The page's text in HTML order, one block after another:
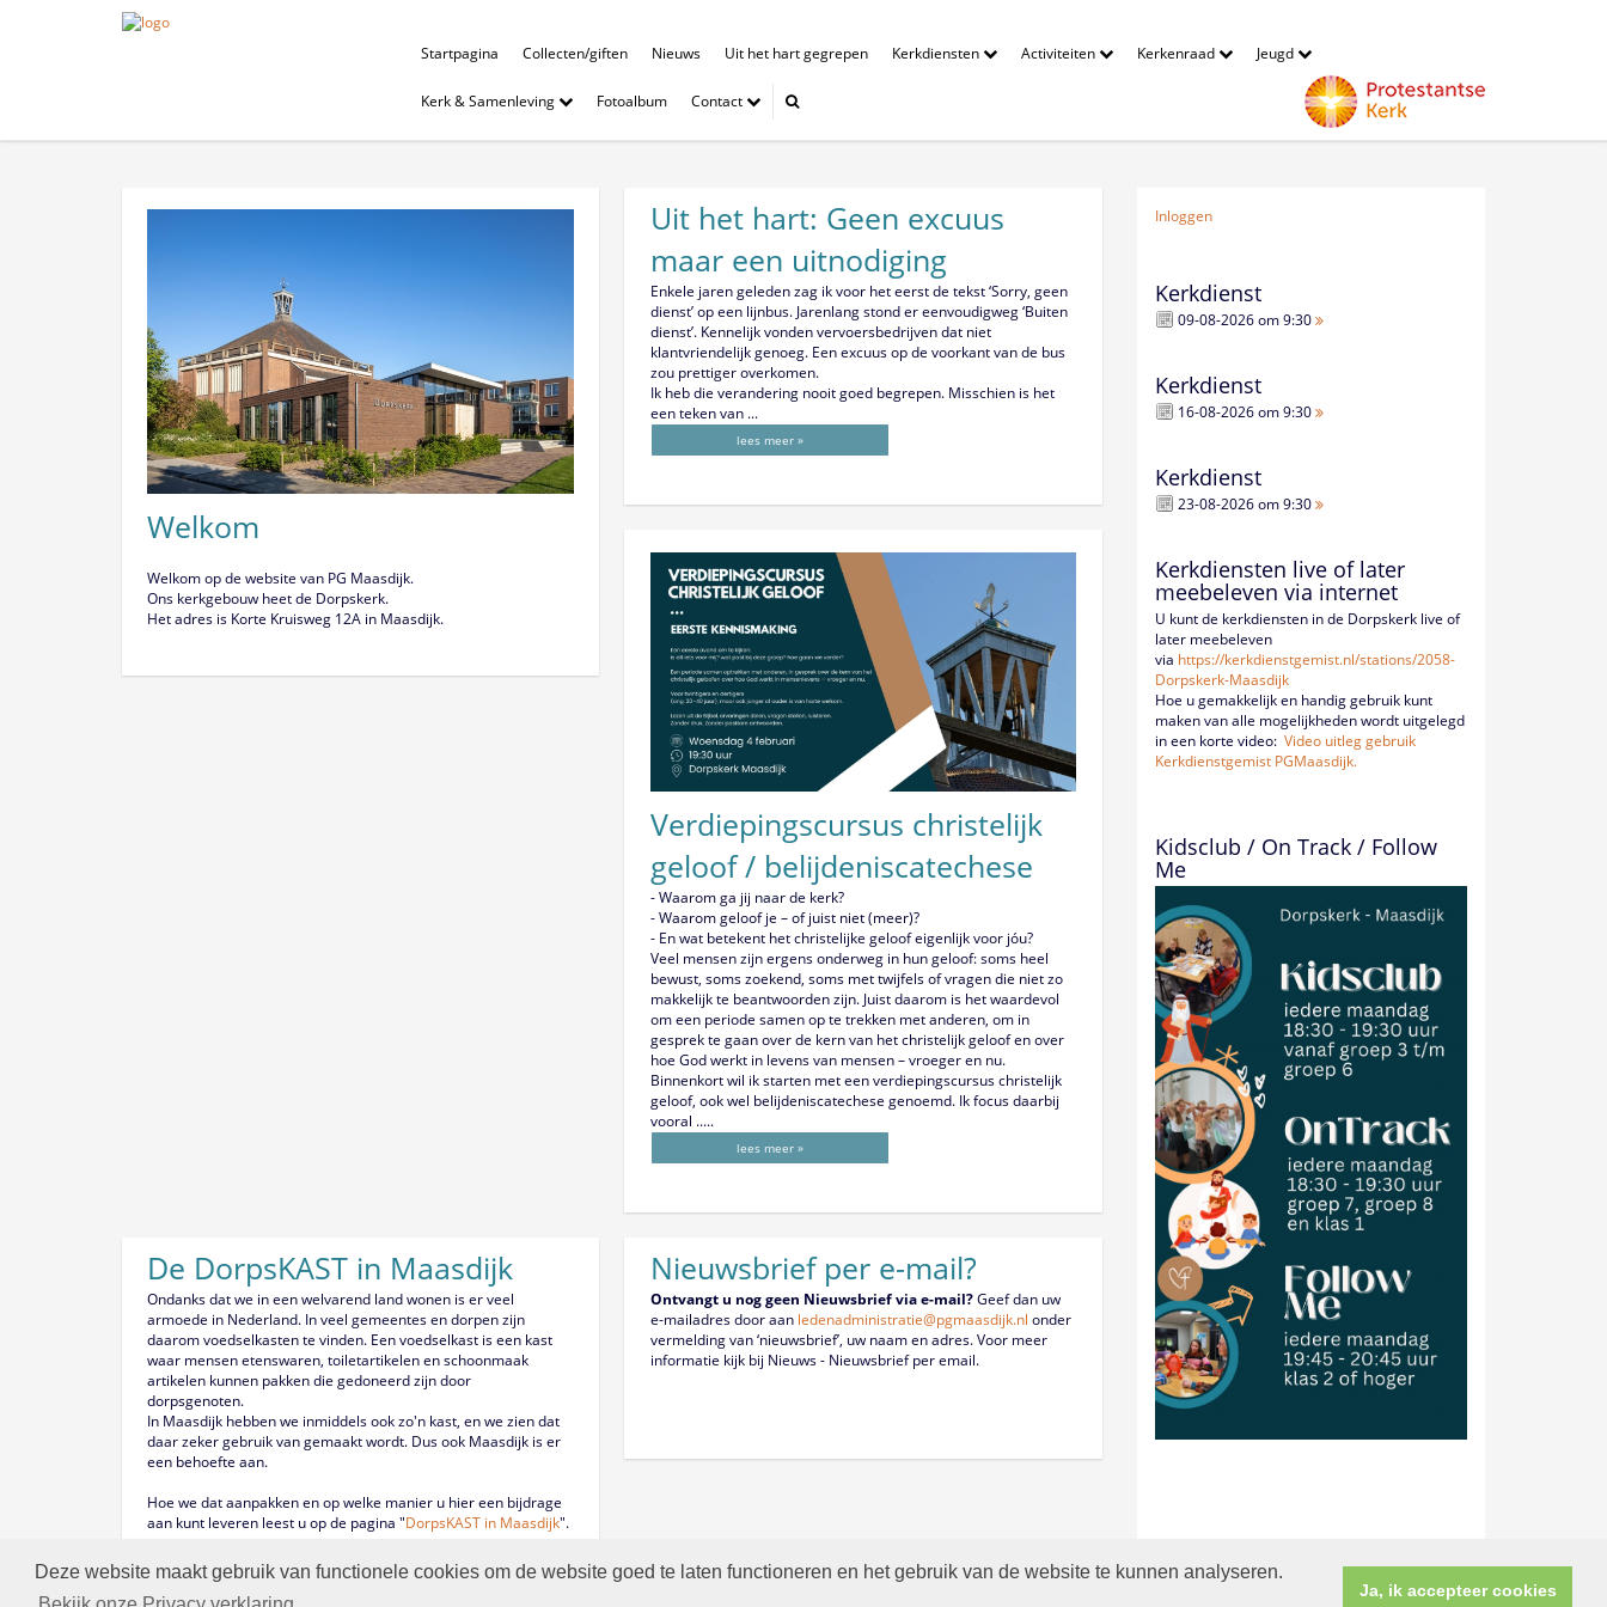
Deze website maakt gebruik van functionele cookies om de website goed te laten functioneren en het gebruik van de website te kunnen analyseren.
Ja, ik accepteer cookies
Startpagina Collecten/giften Nieuws Uit het hart gegrepen Kerkdiensten Activiteiten Kerkenraad Jeugd
Kerk & Samenleving Fotoalbum Contact
Welkom
Welkom op de website van PG Maasdijk.
Ons kerkgebouw heet de Dorpskerk.
Het adres is Korte Kruisweg 12A in Maasdijk.
Uit het hart: Geen excuus
maar een uitnodiging
Enkele jaren geleden zag ik voor het eerst de tekst ‘Sorry, geen
dienst’ op een lijnbus. Jarenlang stond er eenvoudigweg ‘Buiten
dienst’. Kennelijk vonden vervoersbedrijven dat niet
klantvriendelijk genoeg. Een excuus op de voorkant van de bus
zou prettiger overkomen.
Ik heb die verandering nooit goed begrepen. Misschien is het
een teken van ...
lees meer »
Verdiepingscursus christelijk
geloof / belijdeniscatechese
- Waarom ga jij naar de kerk?
- Waarom geloof je – of juist niet (meer)?
- En wat betekent het christelijke geloof eigenlijk voor jóu?
Veel mensen zijn ergens onderweg in hun geloof: soms heel
bewust, soms zoekend, soms met twijfels of vragen die niet zo
makkelijk te beantwoorden zijn. Juist daarom is het waardevol
om een periode samen op te trekken met anderen, om in
gesprek te gaan over de kern van het christelijk geloof en over
hoe God werkt in levens van mensen – vroeger en nu.
Binnenkort wil ik starten met een verdiepingscursus christelijk
geloof, ook wel belijdeniscatechese genoemd. Ik focus daarbij
vooral .....
lees meer »
De DorpsKAST in Maasdijk
Ondanks dat we in een welvarend land wonen is er veel
armoede in Nederland. In veel gemeentes en dorpen zijn
daarom voedselkasten te vinden. Een voedselkast is een kast
waar mensen etenswaren, toiletartikelen en schoonmaak
artikelen kunnen pakken die gedoneerd zijn door
dorpsgenoten.
In Maasdijk hebben we inmiddels ook zo'n kast, en we zien dat
daar zeker gebruik van gemaakt wordt. Dus ook Maasdijk is er
een behoefte aan.
Hoe we dat aanpakken en op welke manier u hier een bijdrage
aan kunt leveren leest u op de pagina "DorpsKAST in Maasdijk".
Nieuwsbrief per e-mail?
Ontvangt u nog geen Nieuwsbrief via e-mail?Geef dan uw
e-mailadres door aan ledenadministratie@pgmaasdijk.nl onder
vermelding van ‘nieuwsbrief’, uw naam en adres. Voor meer
informatie kijk bij Nieuws - Nieuwsbrief per email.
Inloggen
Kerkdienst
09-08-2026 om 9:30
Kerkdienst
16-08-2026 om 9:30
Kerkdienst
23-08-2026 om 9:30
Kerkdiensten live of later
meebeleven via internet
U kunt de kerkdiensten in de Dorpskerk live of
later meebeleven
via https://kerkdienstgemist.nl/stations/2058-
Dorpskerk-Maasdijk
Hoe u gemakkelijk en handig gebruik kunt
maken van alle mogelijkheden wordt uitgelegd
in een korte video:Video uitleg gebruik
Kerkdienstgemist PGMaasdijk.
Kidsclub / On Track / Follow
Me